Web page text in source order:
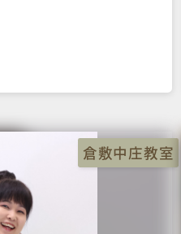
倉敷中庄教室